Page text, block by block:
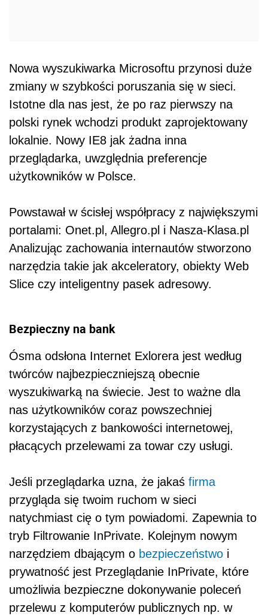
Nowa wyszukiwarka Microsoftu przynosi duże
zmiany w szybkości poruszania się w sieci.
Istotne dla nas jest, że po raz pierwszy na
polski rynek wchodzi produkt zaprojektowany
lokalnie. Nowy IE8 jak żadna inna
przeglądarka, uwzględnia preferencje
użytkowników w Polsce.
Powstawał w ścisłej współpracy z największymi
portalami: Onet.pl, Allegro.pl i Nasza-Klasa.pl
Analizując zachowania internautów stworzono
narzędzia takie jak akceleratory, obiekty Web
Slice czy inteligentny pasek adresowy.
Bezpieczny na bank
Ósma odsłona Internet Exlorera jest według
twórców najbezpieczniejszą obecnie
wyszukiwarką na świecie. Jest to ważne dla
nas użytkowników coraz powszechniej
korzystających z bankowości internetowej,
płacących przelewami za towar czy usługi.
Jeśli przeglądarka uzna, że jakaś firma
przygląda się twoim ruchom w sieci
natychmiast cię o tym powiadomi. Zapewnia to
tryb Filtrowanie InPrivate. Kolejnym nowym
narzędziem dbającym o bezpieczeństwo i
prywatność jest Przeglądanie InPrivate, które
umożliwia bezpieczne dokonywanie poleceń
przelewu z komputerów publicznych np. w